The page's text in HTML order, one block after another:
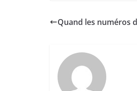
Quand les numéros